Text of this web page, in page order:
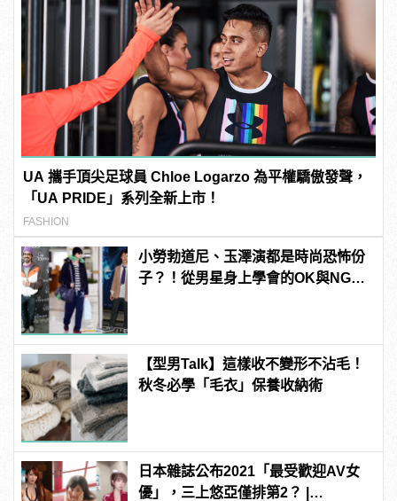
UA 攜手頂尖足球員 Chloe Logarzo 為平權驕傲發聲，
「UA PRIDE」系列全新上市！
FASHION
小勞勃道尼、玉澤演都是時尚恐怖份
子？！從男星身上學會的OK與NG穿
【型男Talk】這樣收不變形不沾毛！
秋冬必學「毛衣」保養收納術
日本雜誌公布2021「最受歡迎AV女
優」，三上悠亞僅排第2？ |